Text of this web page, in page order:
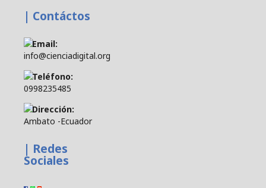
| Contáctos
Email:
info@cienciadigital.org
Teléfono:
0998235485
Dirección:
Ambato -Ecuador
| Redes
Sociales